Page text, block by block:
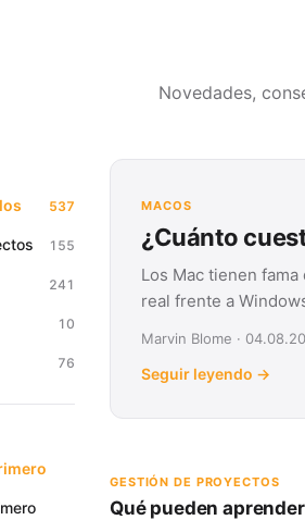
Novedades,
537
155
241
10
76
MACOS
¿Cuánto
Los Mac tienen
real frente a
Marvin Blome ·
Seguir leyendo →
GESTIÓN DE PROYECTOS
Qué pueden